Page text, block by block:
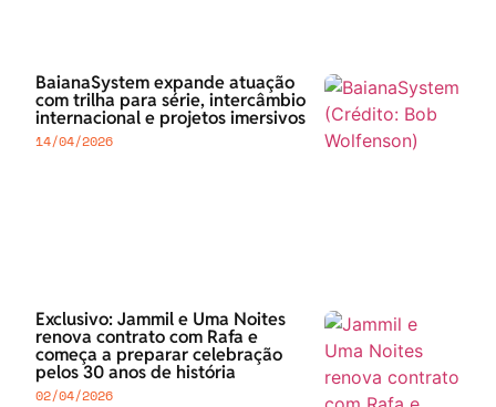
BaianaSystem expande atuação
com trilha para série, intercâmbio
internacional e projetos imersivos
14/04/2026
Exclusivo: Jammil e Uma Noites
renova contrato com Rafa e
começa a preparar celebração
pelos 30 anos de história
02/04/2026